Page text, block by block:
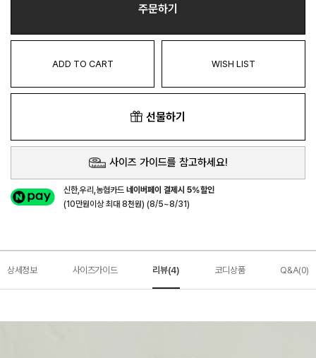
주문하기
ADD TO CART WISH LIST
선물하기
사이즈 가이드를 참고하세요!
신한,우리,농협카드네이버페이 결제시 5%할인
(10만원이상 최대 8천원) (8/5~8/31)
상세정보 사이즈가이드 리뷰(4) 코디상품 Q&A(0)